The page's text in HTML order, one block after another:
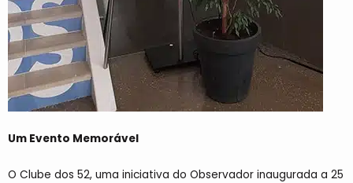
Um Evento Memorável
O Clube dos 52, uma iniciativa do Observador inaugurada a 25